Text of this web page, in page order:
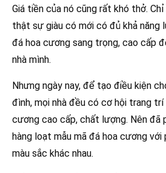
Giá tiền của nó cũng rất khó thở.
thật sự giàu có mới có đủ khả năng
đá hoa cương sang trọng, cao cấp
nhà mình.
Nhưng ngày nay, để tạo điều kiện
đình, mọi nhà đều có cơ hội trang trí
cương cao cấp, chất lượng. Nên đã
hàng loạt mẫu mã đá hoa cương với
màu sắc khác nhau.